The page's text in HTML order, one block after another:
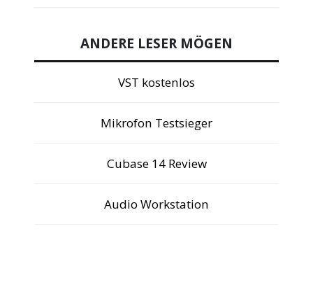
ANDERE LESER MÖGEN
VST kostenlos
Mikrofon Testsieger
Cubase 14 Review
Audio Workstation